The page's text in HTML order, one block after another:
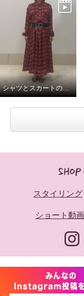
シャツとスカートの組み合わせでワンピースに。
スタイリング
ショート動画